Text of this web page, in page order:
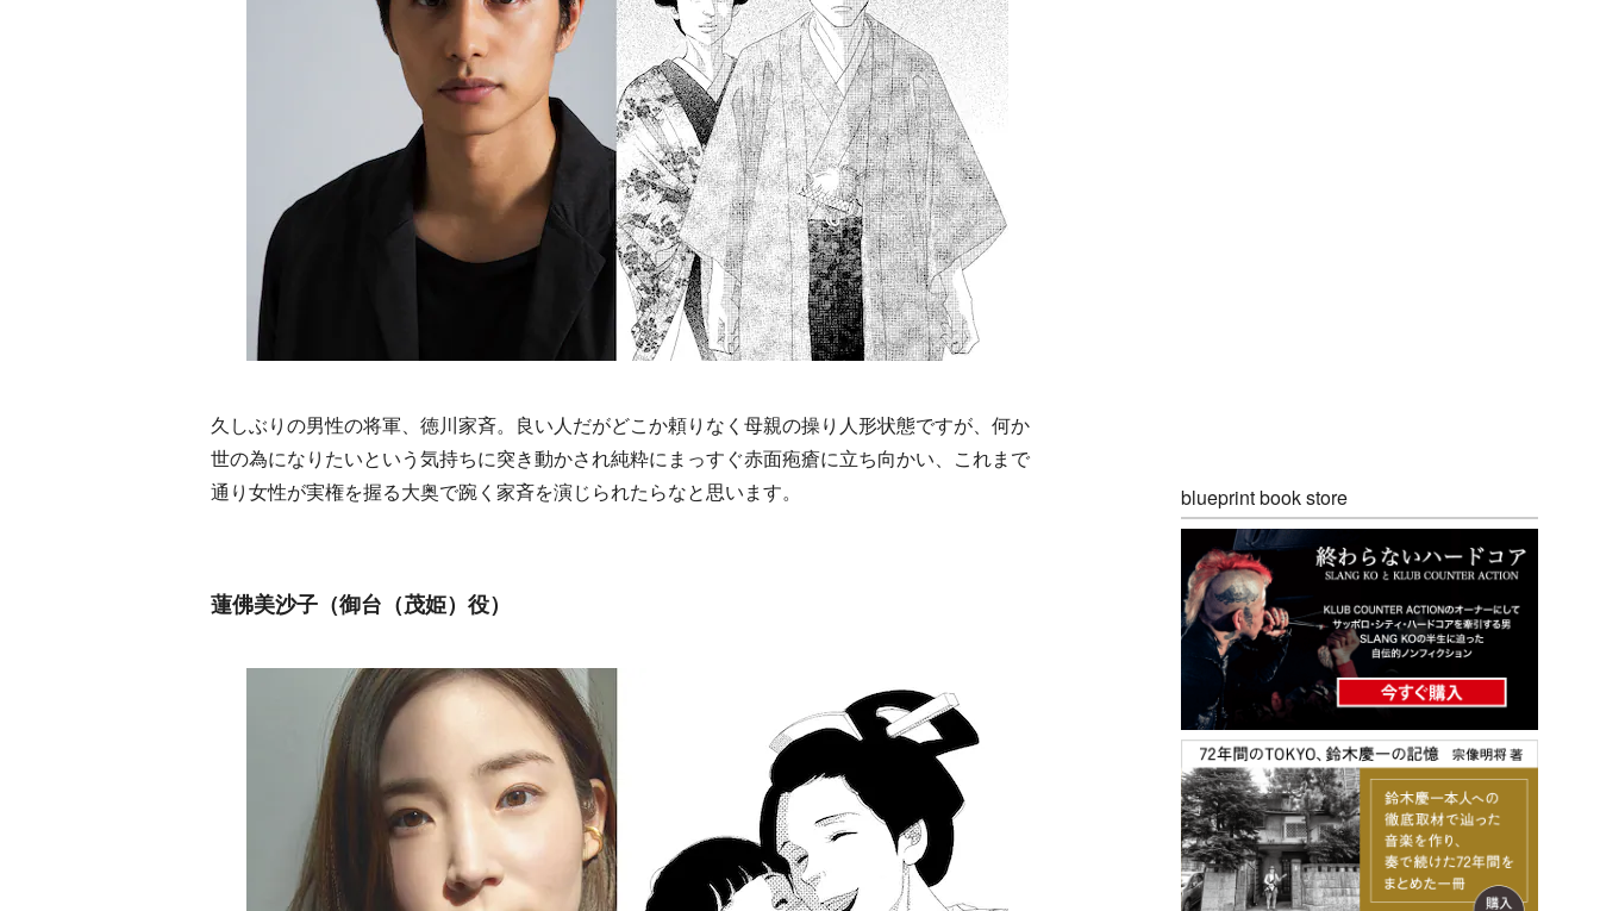
久しぶりの男性の将軍、徳川家斉。良い人だがどこか頼りなく母親の操り人形状態ですが、何か
世の為になりたいという気持ちに突き動かされ純粋にまっすぐ赤面疱瘡に立ち向かい、これまで
通り女性が実権を握る大奥で踠く家斉を演じられたらなと思います。
蓮佛美沙子（御台（茂姫）役）
blueprint book store